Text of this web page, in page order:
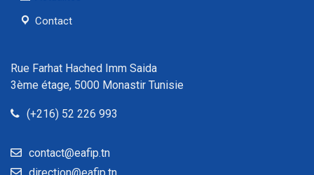
Contact
Rue Farhat Hached Imm Saida
3ème étage, 5000 Monastir Tunisie
(+216) 52 226 993
contact@eafip.tn